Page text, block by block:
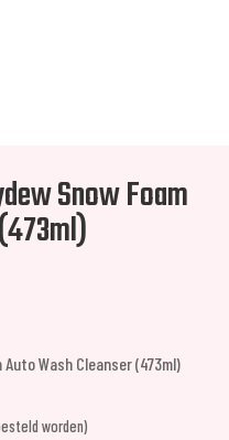
Snow Foam
Auto Wash Cleanser (473ml)
worden)